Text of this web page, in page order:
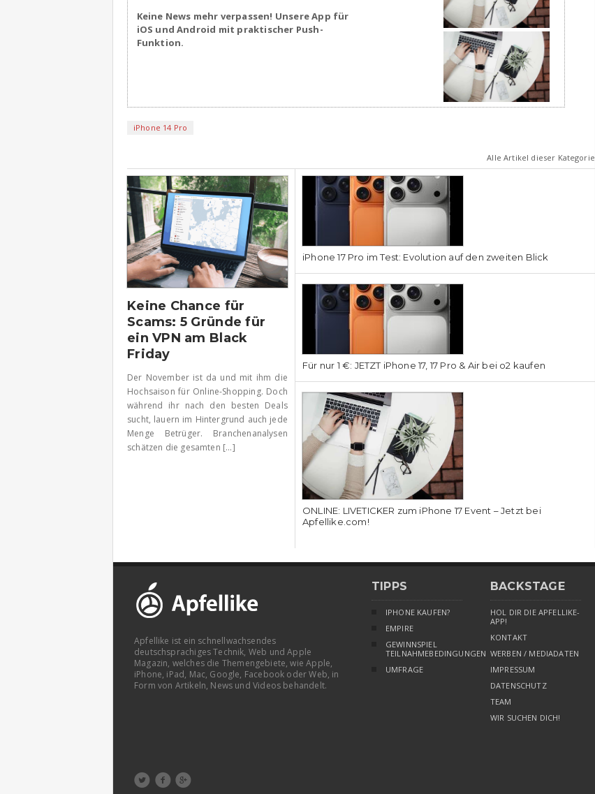
Keine News mehr verpassen! Unsere App für
iOS und Android mit praktischer Push-
Funktion.
iPhone 14 Pro
Alle Artikel dieser Kategorie
Keine Chance für
Scams: 5 Gründe für
ein VPN am Black
Friday
Der November ist da und mit ihm die
Hochsaison für Online-Shopping. Doch
während ihr nach den besten Deals
sucht, lauern im Hintergrund auch jede
Menge Betrüger. Branchenanalysen
schätzen die gesamten [...]
iPhone 17 Pro im Test: Evolution auf den zweiten Blick
Für nur 1 €: JETZT iPhone 17, 17 Pro & Air bei o2 kaufen
ONLINE: LIVETICKER zum iPhone 17 Event – Jetzt bei
Apfellike.com!
Apfellike ist ein schnellwachsendes
deutschsprachiges Technik, Web und Apple
Magazin, welches die Themengebiete, wie Apple,
iPhone, iPad, Mac, Google, Facebook oder Web, in
Form von Artikeln, News und Videos behandelt.
  
TIPPS
IPHONE KAUFEN?
EMPIRE
GEWINNSPIEL
TEILNAHMEBEDINGUNGEN
UMFRAGE
BACKSTAGE
HOL DIR DIE APFELLIKE-
APP!
KONTAKT
WERBEN / MEDIADATEN
IMPRESSUM
DATENSCHUTZ
TEAM
WIR SUCHEN DICH!